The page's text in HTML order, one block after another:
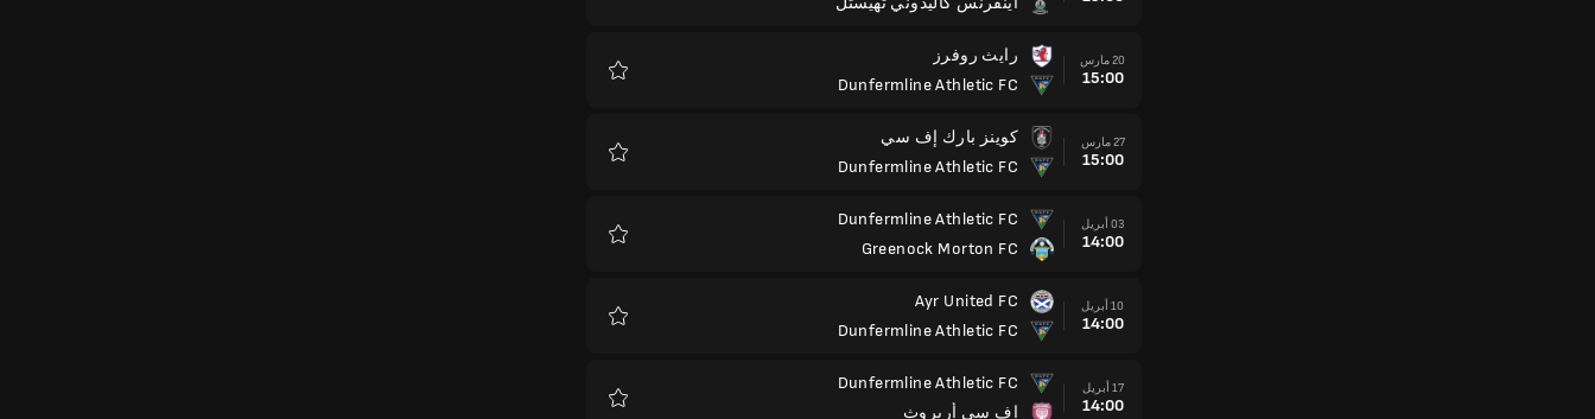
20 مارس
15:00
رايث روفرز
Dunfermline Athletic FC
27 مارس
15:00
كوينز بارك إف سي
Dunfermline Athletic FC
03 أبريل
14:00
Dunfermline Athletic FC
Greenock Morton FC
10 أبريل
14:00
Ayr United FC
Dunfermline Athletic FC
17 أبريل
14:00
Dunfermline Athletic FC
إف سي أربروث